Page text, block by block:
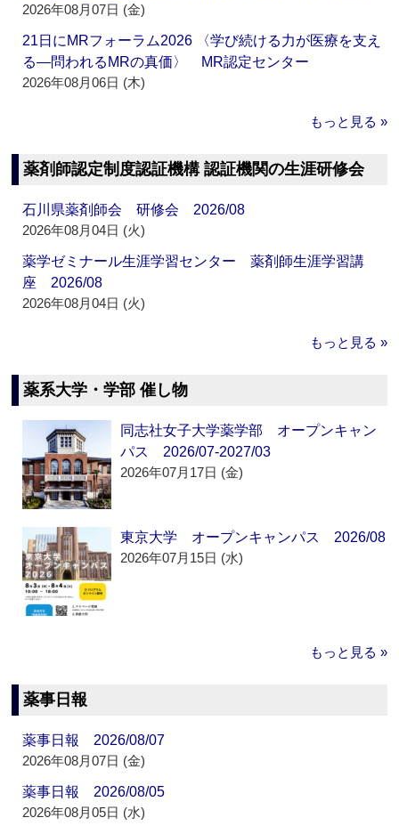
2026年08月07日 (金)
21日にMRフォーラム2026 〈学び続ける力が医療を支え
る―問われるMRの真価〉 MR認定センター
2026年08月06日 (木)
もっと見る »
薬剤師認定制度認証機構 認証機関の生涯研修会
石川県薬剤師会 研修会 2026/08
2026年08月04日 (火)
薬学ゼミナール生涯学習センター 薬剤師生涯学習講
座 2026/08
2026年08月04日 (火)
もっと見る »
薬系大学・学部 催し物
同志社女子大学薬学部 オープンキャン
パス 2026/07-2027/03
2026年07月17日 (金)
東京大学 オープンキャンパス 2026/08
2026年07月15日 (水)
もっと見る »
薬事日報
薬事日報 2026/08/07
2026年08月07日 (金)
薬事日報 2026/08/05
2026年08月05日 (水)